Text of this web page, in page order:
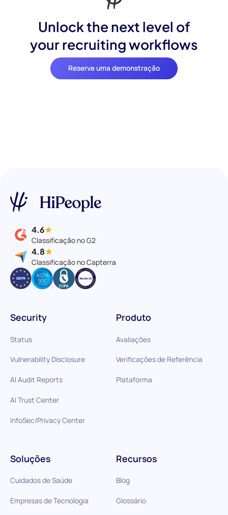
Unlock the next level of
your recruiting workflows
Reserve uma demonstração
4.6
Classificação no G2
4.8
Classificação no Capterra
Produto
Avaliações
Verificações de Referência
Plataforma
Soluções
Cuidados de Saúde
Empresas de Tecnologia
Recursos
Blog
Glossário
Security
Status
Vulnerability Disclosure
AI Audit Reports
AI Trust Center
InfoSec/Privacy Center